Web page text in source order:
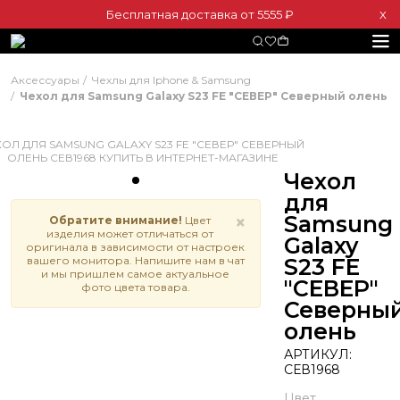
Бесплатная доставка от 5555 ₽ Х
Аксессуары
Чехлы для Iphone & Samsung
Чехол для Samsung Galaxy S23 FE "СЕВЕР" Северный олень
×
Обратите внимание! Цвет
изделия может отличаться от
оригинала в зависимости от настроек
вашего монитора. Напишите нам в чат
и мы пришлем самое актуальное
фото цвета товара.
Чехол
для
Samsung
Galaxy
S23 FE
"СЕВЕР"
олень
АРТИКУЛ:
СЕВ1968